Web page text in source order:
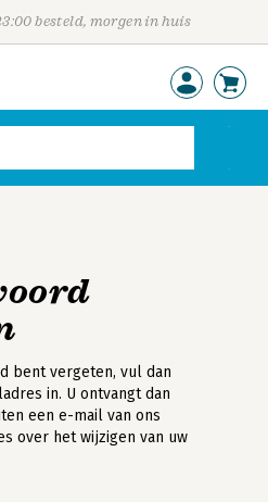
besteld, morgen in huis
bent vergeten, vul dan
in. U ontvangt dan
een e-mail van ons
over het wijzigen van uw